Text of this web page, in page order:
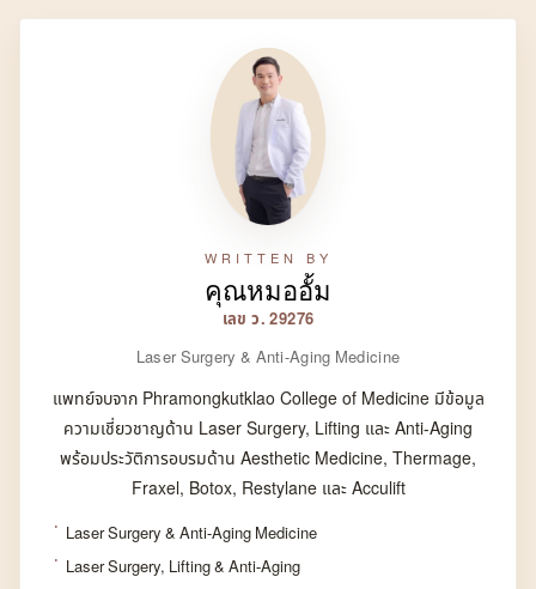
WRITTEN BY
คุณหมออั้ม
เลข ว. 29276
Laser Surgery & Anti-Aging Medicine
แพทย์จบจาก Phramongkutklao College of Medicine มีข้อมูล
ความเชี่ยวชาญด้าน Laser Surgery, Lifting และ Anti-Aging
พร้อมประวัติการอบรมด้าน Aesthetic Medicine, Thermage,
Fraxel, Botox, Restylane และ Acculift
Laser Surgery & Anti-Aging Medicine
Laser Surgery, Lifting & Anti-Aging